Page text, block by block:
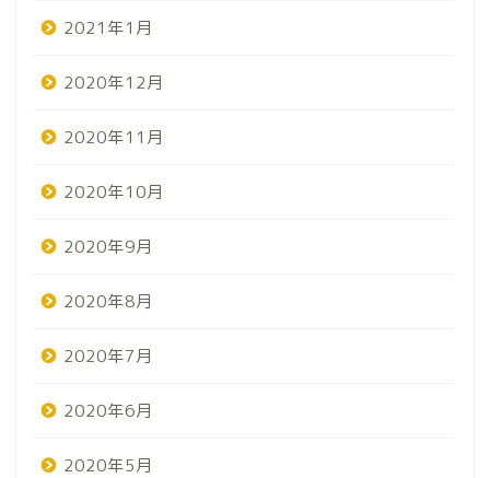
2021年1月
2020年12月
2020年11月
2020年10月
2020年9月
2020年8月
2020年7月
2020年6月
2020年5月